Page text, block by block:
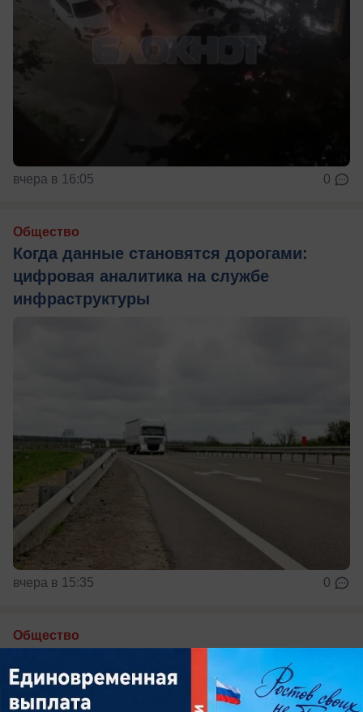
вчера в 16:05 0
Общество
Когда данные становятся дорогами:
цифровая аналитика на службе
инфраструктуры
вчера в 15:35 0
Общество
Вечера созданы для бани: в City Creek
действует новая выгодная акция
В августе после 18:00 вход со скидкой 50%